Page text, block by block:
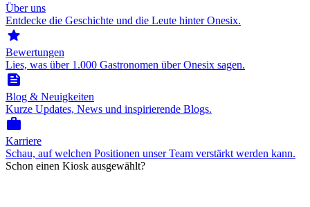
Über uns
Entdecke die Geschichte und die Leute hinter Onesix.
star
Bewertungen
Lies, was über 1.000 Gastronomen über Onesix sagen.
feed
Blog & Neuigkeiten
Kurze Updates, News und inspirierende Blogs.
work
Karriere
Schau, auf welchen Positionen unser Team verstärkt werden kann.
Schon einen Kiosk ausgewählt?